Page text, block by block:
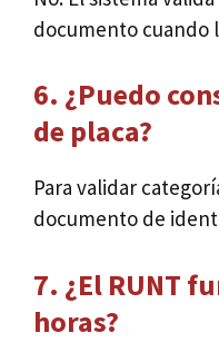
documento cuando
6. ¿Puedo
de placa?
Para validar
documento de
7. ¿El RUNT
horas?